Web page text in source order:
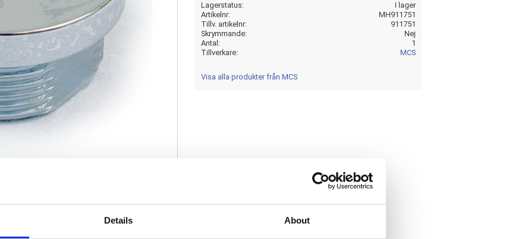
Details About
Lagerstatus
I lager
Artikelnr
MH911751
Tillv. artikelnr
911751
Skrymmande
Nej
Antal
1
Tillverkare
MCS
Visa alla produkter från MCS